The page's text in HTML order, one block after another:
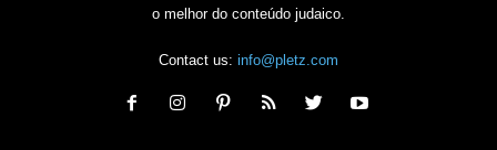
o melhor do conteúdo judaico.
Contact us: info@pletz.com